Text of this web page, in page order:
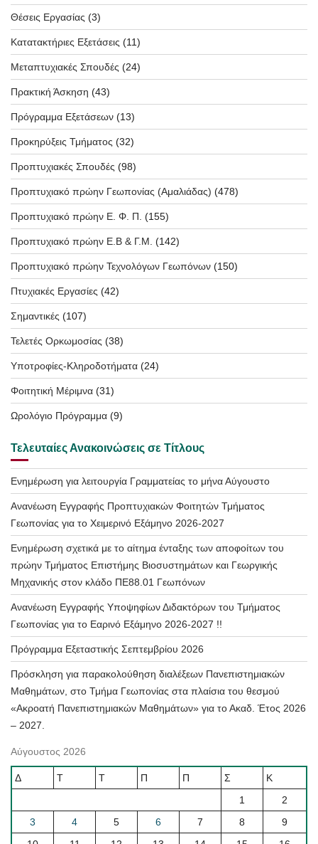
Θέσεις Εργασίας (3)
Κατατακτήριες Εξετάσεις (11)
Μεταπτυχιακές Σπουδές (24)
Πρακτική Άσκηση (43)
Πρόγραμμα Εξετάσεων (13)
Προκηρύξεις Τμήματος (32)
Προπτυχιακές Σπουδές (98)
Προπτυχιακό πρώην Γεωπονίας (Αμαλιάδας) (478)
Προπτυχιακό πρώην Ε. Φ. Π. (155)
Προπτυχιακό πρώην Ε.Β & Γ.Μ. (142)
Προπτυχιακό πρώην Τεχνολόγων Γεωπόνων (150)
Πτυχιακές Εργασίες (42)
Σημαντικές (107)
Τελετές Ορκωμοσίας (38)
Υποτροφίες-Κληροδοτήματα (24)
Φοιτητική Μέριμνα (31)
Ωρολόγιο Πρόγραμμα (9)
Τελευταίες Ανακοινώσεις σε Τίτλους
Ενημέρωση για λειτουργία Γραμματείας το μήνα Αύγουστο
Ανανέωση Εγγραφής Προπτυχιακών Φοιτητών Τμήματος
Γεωπονίας για το Χειμερινό Εξάμηνο 2026-2027
Ενημέρωση σχετικά με το αίτημα ένταξης των αποφοίτων του
πρώην Τμήματος Επιστήμης Βιοσυστημάτων και Γεωργικής
Μηχανικής στον κλάδο ΠΕ88.01 Γεωπόνων
Ανανέωση Εγγραφής Υποψηφίων Διδακτόρων του Τμήματος
Γεωπονίας για το Εαρινό Εξάμηνο 2026-2027 !!
Πρόγραμμα Εξεταστικής Σεπτεμβρίου 2026
Πρόσκληση για παρακολούθηση διαλέξεων Πανεπιστημιακών
Μαθημάτων, στο Τμήμα Γεωπονίας στα πλαίσια του θεσμού
«Ακροατή Πανεπιστημιακών Μαθημάτων» για το Ακαδ. Έτος 2026
– 2027.
Αύγουστος 2026
Δ Τ Τ Π Π Σ
Κ
1
2
3
4 5 6 7 8
9